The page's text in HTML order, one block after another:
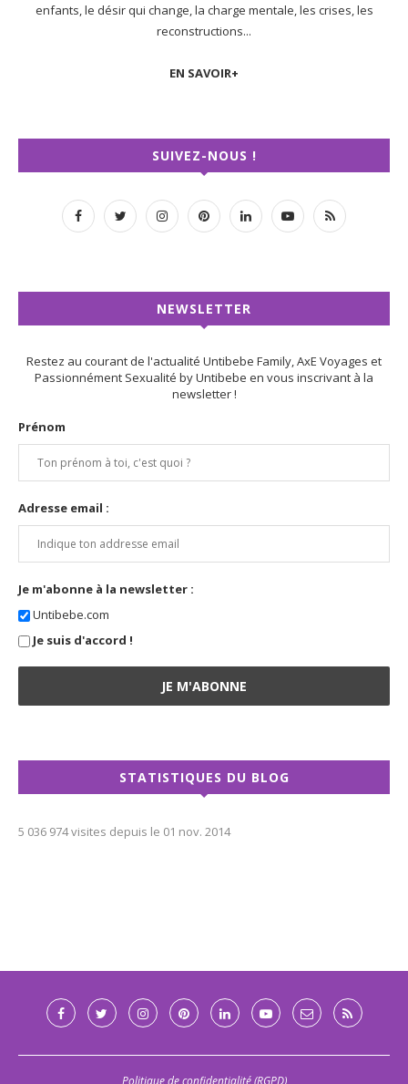
enfants, le désir qui change, la charge mentale, les crises, les
reconstructions...
EN SAVOIR+
SUIVEZ-NOUS !
NEWSLETTER
Restez au courant de l'actualité Untibebe Family, AxE Voyages et
Passionnément Sexualité by Untibebe en vous inscrivant à la
newsletter !
Prénom
Adresse email :
Je m'abonne à la newsletter :
Untibebe.com
Je suis d'accord !
STATISTIQUES DU BLOG
5 036 974 visites depuis le 01 nov. 2014
Politique de confidentialité (RGPD)